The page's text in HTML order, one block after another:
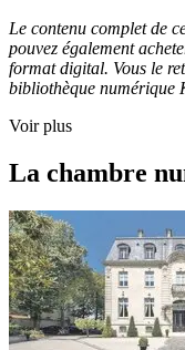
Le contenu complet de
pouvez également
format digital. Vous le
bibliothèque numérique
Voir plus
La chambre